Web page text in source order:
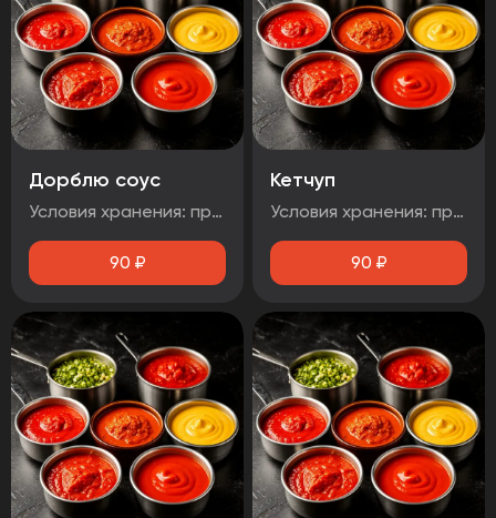
Дорблю соус
Условия хранения: при температуре от плюс 2°C до плюс 4°C Срок годности: 48 часов Т.У 10.71. 11-001-48751922-2017 Рекомендуется употребить сразу после вскрытия упаковки Без ГМО
90 ₽
Кетчуп
Условия хранения: при температуре от плюс 2°C до плюс 4°C Срок годности: 48 часов Т.У 10.71. 11-001-48751922-2017 Рекомендуется употребить сразу после вскрытия упаковки Без ГМО
90 ₽